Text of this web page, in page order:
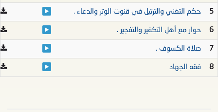
5 حكم التغني والترتيل في قنوت الوتر والدعاء .
6 حوار مع أهل التكفير والتفجير .
7 صلاة الكسوف .
8 فقه الجهاد